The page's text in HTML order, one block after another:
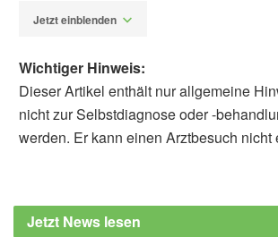
Jetzt einblenden
(DGN): Moderater
besseren kognitiven
Wichtiger Hinweis:
Dieser Artikel enthält nur allgemeine
nicht zur Selbstdiagnose oder -
werden. Er kann einen Arztbesuch nicht
Jetzt News lesen